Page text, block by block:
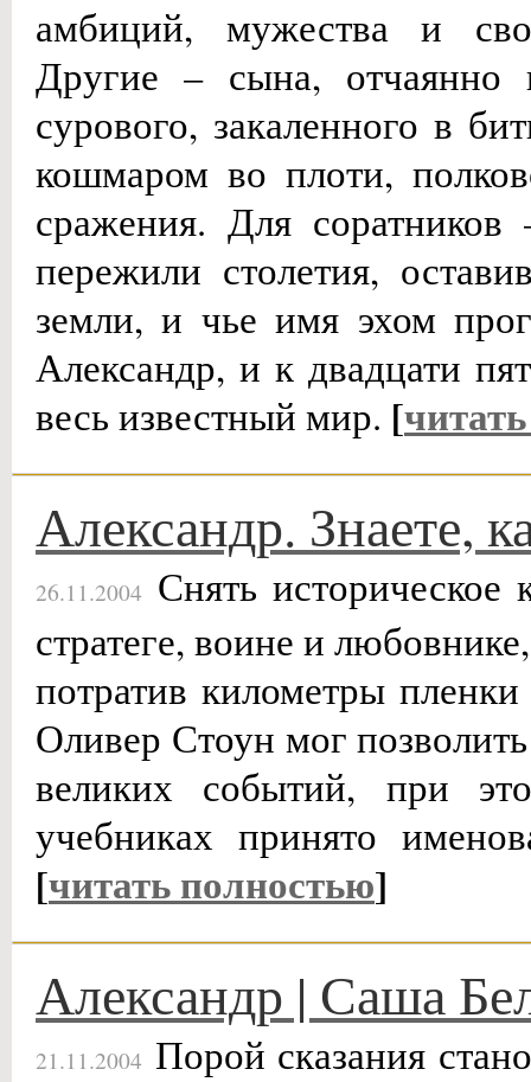
амбиций, мужества и
Другие – сына, отчаянно
сурового, закаленного в
кошмаром во плоти,
сражения. Для
пережили столетия,
земли, и чье имя эхом
Александр, и к двадцати
весь известный мир. [
Александр. Знаете,
26.11.2004 Снять историческое
стратеге, воине и
потратив километры
Оливер Стоун мог
великих событий, при
учебниках принято
[читать полностью]
Александр | Саша
21.11.2004 Порой сказания